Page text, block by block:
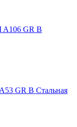
A106 GR B
GR B Стальная